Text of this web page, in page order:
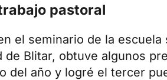
pastoral
el seminario de la
de Blitar, obtuve algunos
del año y logré el tercer